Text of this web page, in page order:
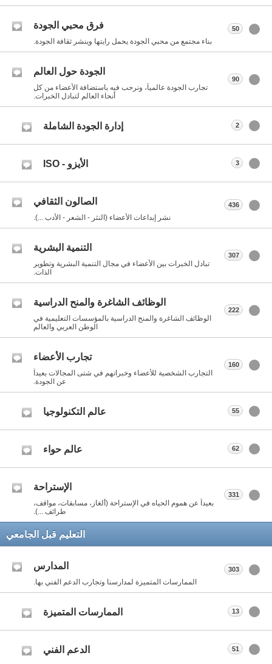
فرق محبي الجودة
بناء مجتمع من محبي الجودة يحمل رايتها وينشر ثقافة الجودة.
50
الجودة حول العالم
تجارب الجودة عالمياً، ونرحب فيه باستضافة الأعضاء من كل
أنحاء العالم لتبادل الخبرات.
90
إدارة الجودة الشاملة 2
الأيزو - ISO 3
الصالون الثقافي
نشر إبداعات الأعضاء (النثر - الشعر - الأدب ...).
436
التنمية البشرية
تبادل الخبرات بين الأعضاء في مجال التنمية البشرية وتطوير
الذات.
307
الوظائف الشاغرة والمنح الدراسية
الوظائف الشاغرة والمنح الدراسية بالمؤسسات التعليمية في
الوطن العربي والعالم
222
تجارب الأعضاء
التجارب الشخصية للأعضاء وخبراتهم في شتى المجالات بعيداً
عن الجودة.
160
عالم التكنولوجيا 55
عالم حواء 62
الإستراحة
بعيداً عن هموم الحياه في الإستراحة (ألغاز، مسابقات، مواقف،
طرائف ...).
331
التعليم قبل الجامعي
المدارس
الممارسات المتميزة لمدارسنا وتجارب الدعم الفني بها.
303
الممارسات المتميزة 13
الدعم الفني 51